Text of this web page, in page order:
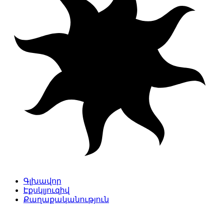
Գլխավոր
Էքսկլյուզիվ
Քաղաքականություն